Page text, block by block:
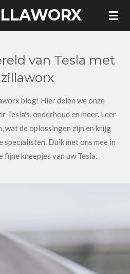
van Tesla met
blog! Hier delen we onze
Tesla's, onderhoud en meer. Leer
wat de oplossingen zijn en krijg
Duik met ons mee in
fijne kneepjes van uw Tesla.